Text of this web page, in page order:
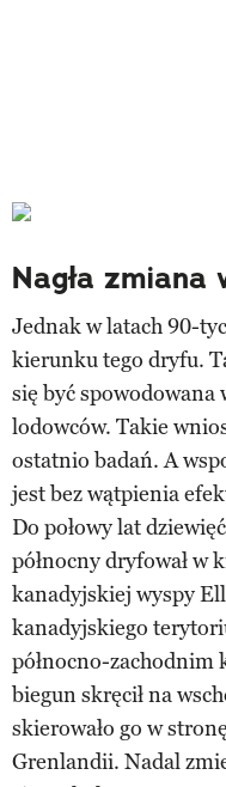
Nagła
Jednak w latach 90-
kierunku tego dryfu.
się być spowodowana
lodowców. Takie
ostatnio badań. A
jest bez wątpienia
Do połowy lat
północny dryfował w
kanadyjskiej wyspy
kanadyjskiego
północno-zachodnim
biegun skręcił na
skierowało go w
Grenlandii. Nadal